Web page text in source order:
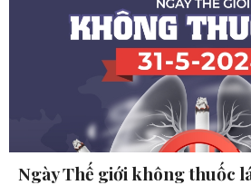
Ngày Thế giới không thuốc